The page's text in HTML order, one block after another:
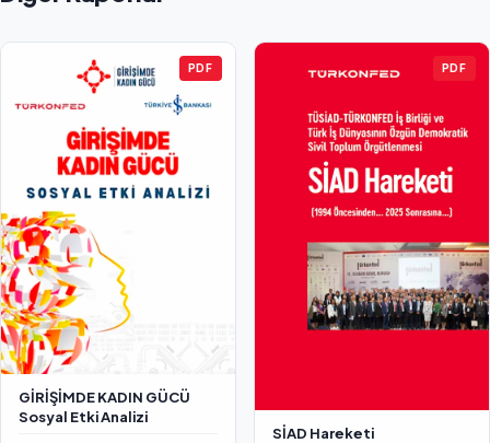
PDF
GİRİŞİMDE KADIN GÜCÜ
Sosyal Etki Analizi
PDF
SİAD Hareketi